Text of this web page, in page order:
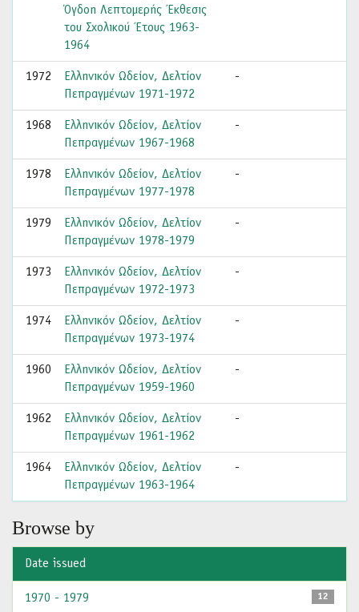
Όγδοη Λεπτομερής Έκθεσις
του Σχολικού Έτους 1963-
1964
1972
Ελληνικόν Ωδείον, Δελτίον
Πεπραγμένων 1971-1972
-
1968
Ελληνικόν Ωδείον, Δελτίον
Πεπραγμένων 1967-1968
-
1978
Ελληνικόν Ωδείον, Δελτίον
Πεπραγμένων 1977-1978
-
1979
Ελληνικόν Ωδείον, Δελτίον
Πεπραγμένων 1978-1979
-
1973
Ελληνικόν Ωδείον, Δελτίον
Πεπραγμένων 1972-1973
-
1974
Ελληνικόν Ωδείον, Δελτίον
Πεπραγμένων 1973-1974
-
1960
Ελληνικόν Ωδείον, Δελτίον
Πεπραγμένων 1959-1960
-
1962
Ελληνικόν Ωδείον, Δελτίον
Πεπραγμένων 1961-1962
-
1964
Ελληνικόν Ωδείον, Δελτίον
Πεπραγμένων 1963-1964
-
Browse by
Date issued
12
1970 - 1979